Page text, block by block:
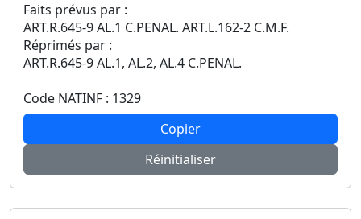
Faits prévus par :
ART.R.645-9 AL.1 C.PENAL. ART.L.162-2 C.M.F.
Réprimés par :
ART.R.645-9 AL.1, AL.2, AL.4 C.PENAL.
Code NATINF : 1329
Copier
Réinitialiser